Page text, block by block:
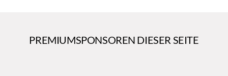
PREMIUMSPONSOREN DIESER SEITE